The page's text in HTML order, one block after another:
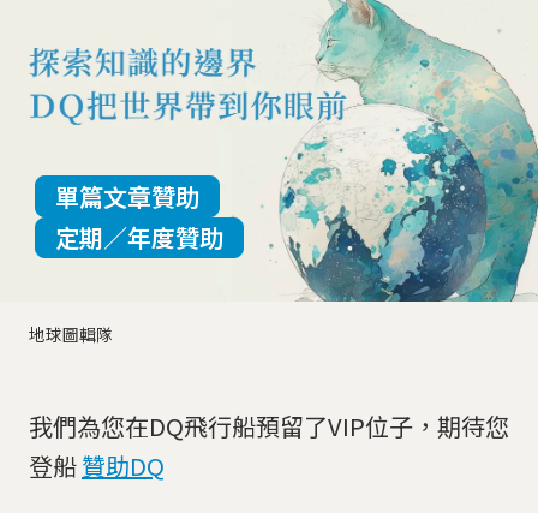
地球圖輯隊
單篇文章贊助
定期／年度贊助
我們為您在DQ飛行船預留了VIP位子，期待您
登船贊助DQ